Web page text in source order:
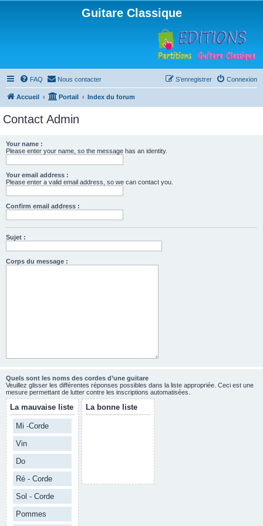
Guitare Classique
FAQ Nous contacter Connexion
S’enregistrer
Accueil Portail Index du forum
Contact Admin
Your name :
Please enter your name, so the message has an identity.
Your email address :
Please enter a valid email address, so we can contact you.
Confirm email address :
Sujet :
Corps du message :
Quels sont les noms des cordes d’une guitare
Veuillez glisser les différentes réponses possibles dans la liste appropriée. Ceci est une
mesure permettant de lutter contre les inscriptions automatisées.
La mauvaise liste
Mi -Corde
Vin
Do
Ré - Corde
Sol - Corde
Pommes
La bonne liste